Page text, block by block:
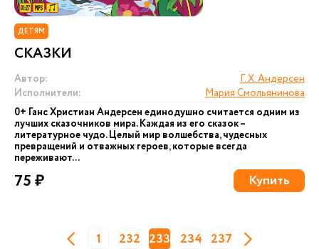
ДЕТЯМ
СКАЗКИ
Автор:
Г. Х. Андерсен
Исполнители:
Мария Смольянинова
0+ Ганс Христиан Андерсен единодушно считается одним из
лучших сказочников мира. Каждая из его сказок –
литературное чудо. Целый мир волшебства, чудесных
превращений и отважных героев, которые всегда
переживают...
75 ₽ Купить
1 232 233 234 237